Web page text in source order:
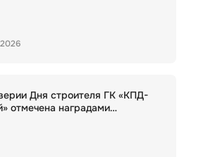
Дня строителя ГК «КПД-
отмечена наградами